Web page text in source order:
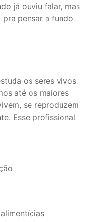
já ouviu falar, mas
pensar a fundo
os seres vivos.
até os maiores
se reproduzem
Esse profissional